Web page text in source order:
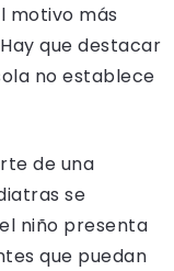
motivo más
que destacar
no establece
de una
se
niño presenta
que puedan